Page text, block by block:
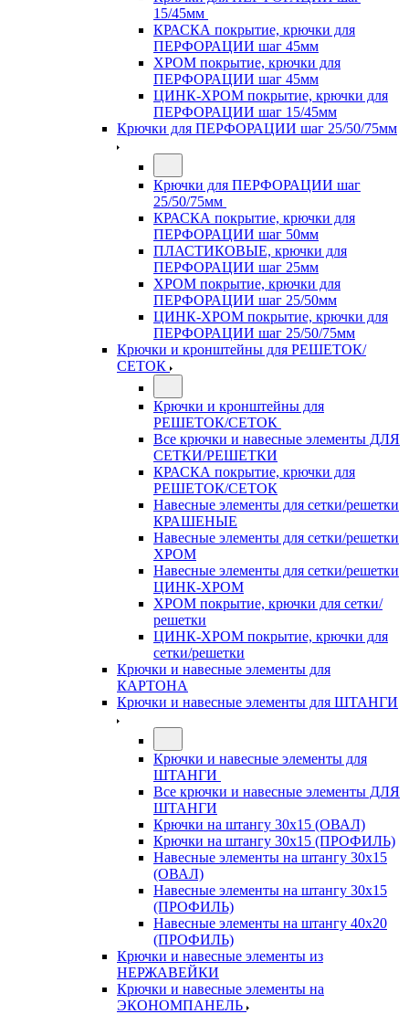
15/45мм
КРАСКА покрытие, крючки для
ПЕРФОРАЦИИ шаг 45мм
ХРОМ покрытие, крючки для
ПЕРФОРАЦИИ шаг 45мм
ЦИНК-ХРОМ покрытие, крючки для
ПЕРФОРАЦИИ шаг 15/45мм
Крючки для ПЕРФОРАЦИИ шаг 25/50/75мм
Крючки для ПЕРФОРАЦИИ шаг
25/50/75мм
КРАСКА покрытие, крючки для
ПЕРФОРАЦИИ шаг 50мм
ПЛАСТИКОВЫЕ, крючки для
ПЕРФОРАЦИИ шаг 25мм
ХРОМ покрытие, крючки для
ПЕРФОРАЦИИ шаг 25/50мм
ЦИНК-ХРОМ покрытие, крючки для
ПЕРФОРАЦИИ шаг 25/50/75мм
Крючки и кронштейны для РЕШЕТОК/
СЕТОК
Крючки и кронштейны для
РЕШЕТОК/СЕТОК
Все крючки и навесные элементы ДЛЯ
СЕТКИ/РЕШЕТКИ
КРАСКА покрытие, крючки для
РЕШЕТОК/СЕТОК
Навесные элементы для сетки/решетки
КРАШЕНЫЕ
Навесные элементы для сетки/решетки
ХРОМ
Навесные элементы для сетки/решетки
ЦИНК-ХРОМ
ХРОМ покрытие, крючки для сетки/
решетки
ЦИНК-ХРОМ покрытие, крючки для
сетки/решетки
Крючки и навесные элементы для
КАРТОНА
Крючки и навесные элементы для ШТАНГИ
Крючки и навесные элементы для
ШТАНГИ
Все крючки и навесные элементы ДЛЯ
ШТАНГИ
Крючки на штангу 30х15 (ОВАЛ)
Крючки на штангу 30х15 (ПРОФИЛЬ)
Навесные элементы на штангу 30х15
(ОВАЛ)
Навесные элементы на штангу 30х15
(ПРОФИЛЬ)
Навесные элементы на штангу 40х20
(ПРОФИЛЬ)
Крючки и навесные элементы из
НЕРЖАВЕЙКИ
Крючки и навесные элементы на
ЭКОНОМПАНЕЛЬ